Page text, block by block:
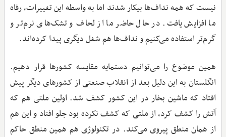
نیست که همه نداف‌ها بیکار شدند اما به واسطه این تغییرات، رفاه
ما افزایش یافت. در حال حاضر ما از لحاف و تشک‌های نرم‌تر و
گرم‌تر استفاده می‌کنیم و نداف‌ها هم شغل دیگری پیدا کرده‌اند.
همین موضوع را می‌توانیم دستمایه مقایسه کشورها قرار دهیم.
انگلستان به این دلیل بعد از انقلاب صنعتی از کشورهای دیگر پیش
افتاد که ماشین بخار در این کشور کشف شد. اولین ملتی هم که
آتش را کشف کرد، از ملتی که کشف نکرده بود جلو افتاد و این هم
از همان منطق پیروی می‌کند. در تکنولوژی هم همین منطق حاکم